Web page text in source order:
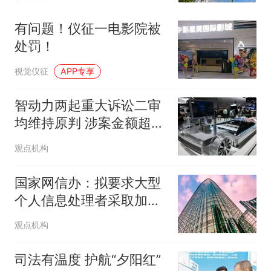
有问题！仪征一电影院被
处罚！
视觉仪征 APP专享
智动力两起重大诉讼二审
均维持原判 涉案金额超
2.5亿元
观点机构
国家网信办：拟要求大型
个人信息处理者采取加密
等措施 不得过度收集
观点机构
司法有温度 护航“夕阳红”